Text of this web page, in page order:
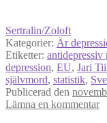
Sertralin/Zoloft
Kategorier: Är
Etiketter: antidepressiv
depression, EU, Jari
självmord, statistik,
Publicerad den
Lämna en kommentar